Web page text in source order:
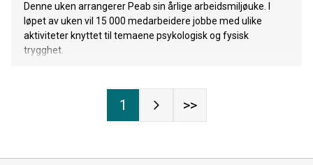
Denne uken arrangerer Peab sin årlige arbeidsmiljøuke. I
løpet av uken vil 15 000 medarbeidere jobbe med ulike
aktiviteter knyttet til temaene psykologisk og fysisk
trygghet.
1 >>